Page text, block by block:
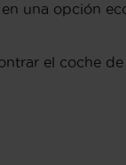
una opción
el coche